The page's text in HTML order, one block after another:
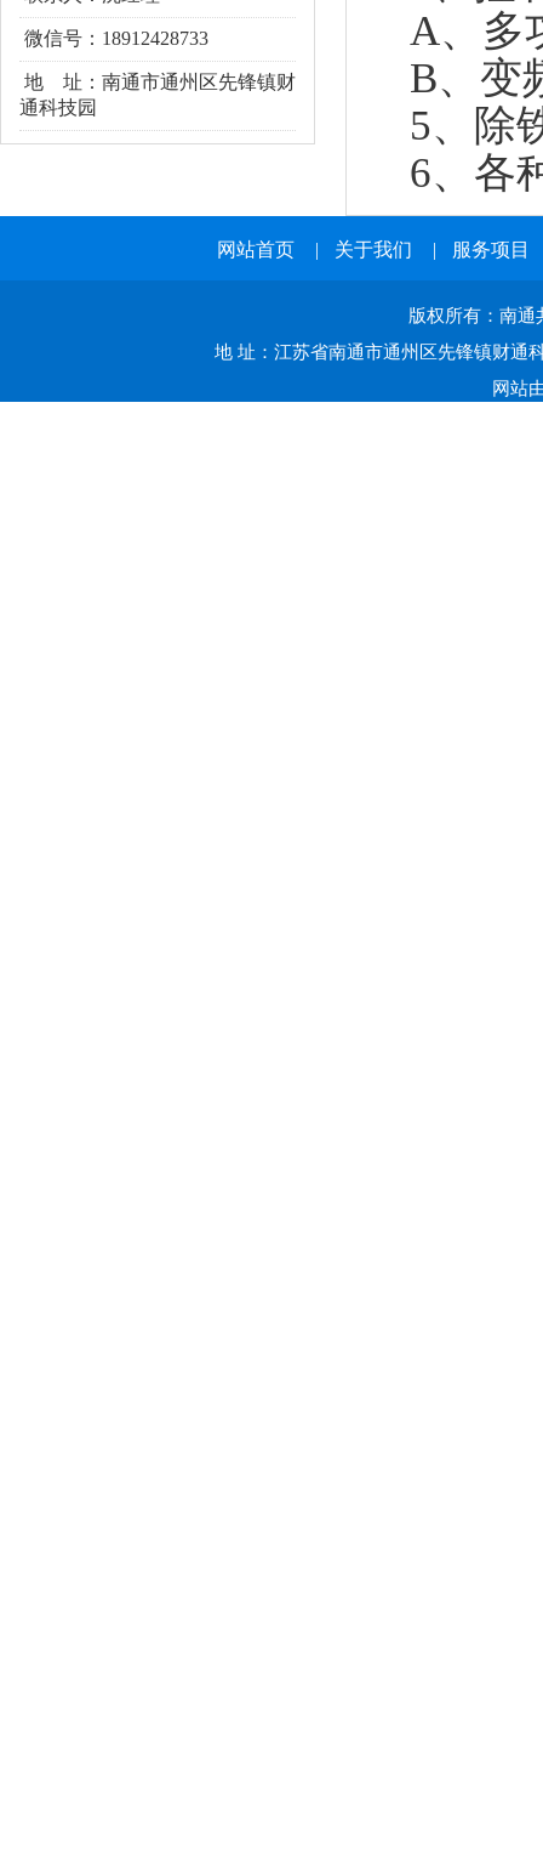
微信号：18912428733
地 址：南通市通州区先锋镇财
通科技园
A、多
B、变
5、除
6、各
网站首页 | 关于我们 | 服务项目
版权所有：南通
地 址：江苏省南通市通州区先锋镇财通
网站